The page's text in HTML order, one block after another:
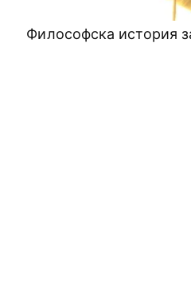
Философска история